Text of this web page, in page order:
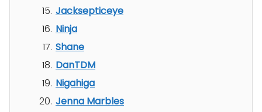
Jacksepticeye
Ninja
Shane
DanTDM
Nigahiga
Jenna Marbles